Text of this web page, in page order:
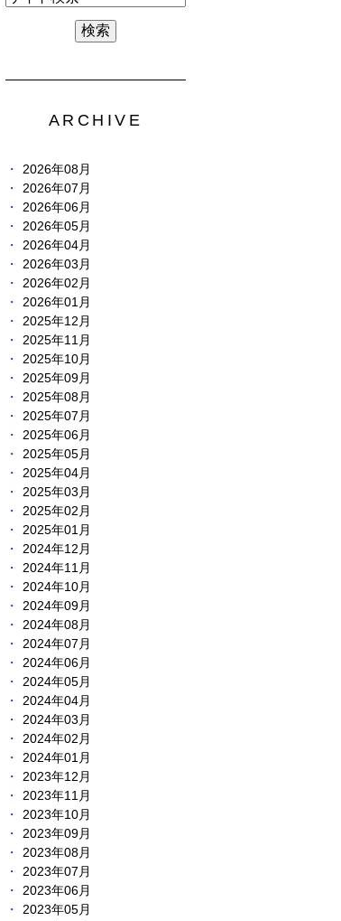
ARCHIVE
2026年08月
2026年07月
2026年06月
2026年05月
2026年04月
2026年03月
2026年02月
2026年01月
2025年12月
2025年11月
2025年10月
2025年09月
2025年08月
2025年07月
2025年06月
2025年05月
2025年04月
2025年03月
2025年02月
2025年01月
2024年12月
2024年11月
2024年10月
2024年09月
2024年08月
2024年07月
2024年06月
2024年05月
2024年04月
2024年03月
2024年02月
2024年01月
2023年12月
2023年11月
2023年10月
2023年09月
2023年08月
2023年07月
2023年06月
2023年05月